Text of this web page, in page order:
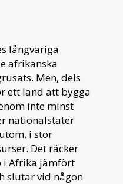
långvariga
afrikanska
Men, dels
ett land att bygga
inte minst
nationalstater
i stor
Det räcker
i Afrika jämfört
slutar vid någon